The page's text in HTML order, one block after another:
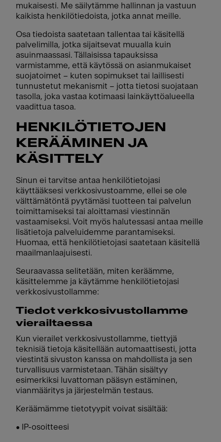
mukaisesti. Me säilytämme hallinnan ja vastuun
kaikista henkilötiedoista, jotka annat meille.
Osa tiedoista saatetaan tallentaa tai käsitellä
palvelimilla, jotka sijaitsevat muualla kuin
asuinmaassasi. Tällaisissa tapauksissa
varmistamme, että käytössä on asianmukaiset
suojatoimet – kuten sopimukset tai laillisesti
tunnustetut mekanismit – jotta tietosi suojataan
tasolla, joka vastaa kotimaasi lainkäyttöalueella
vaadittua tasoa.
HENKILÖTIETOJEN
KERÄÄMINEN JA
KÄSITTELY
Sinun ei tarvitse antaa henkilötietojasi
käyttääksesi verkkosivustoamme, ellei se ole
välttämätöntä pyytämäsi tuotteen tai palvelun
toimittamiseksi tai aloittamasi viestinnän
vastaamiseksi. Voit myös halutessasi antaa meille
lisätietoja palveluidemme parantamiseksi.
Huomaa, että henkilötietojasi saatetaan käsitellä
maailmanlaajuisesti.
Seuraavassa selitetään, miten keräämme,
käsittelemme ja käytämme henkilötietojasi
verkkosivustollamme:
Tiedot verkkosivustollamme
vierailtaessa
Kun vierailet verkkosivustollamme, tiettyjä
teknisiä tietoja käsitellään automaattisesti, jotta
viestintä sivuston kanssa on mahdollista ja sen
turvallisuus varmistetaan. Tähän sisältyy
esimerkiksi luvattoman pääsyn estäminen,
vianmääritys ja järjestelmän testaus.
Keräämämme tietotyypit voivat sisältää:
• IP-osoitteesi